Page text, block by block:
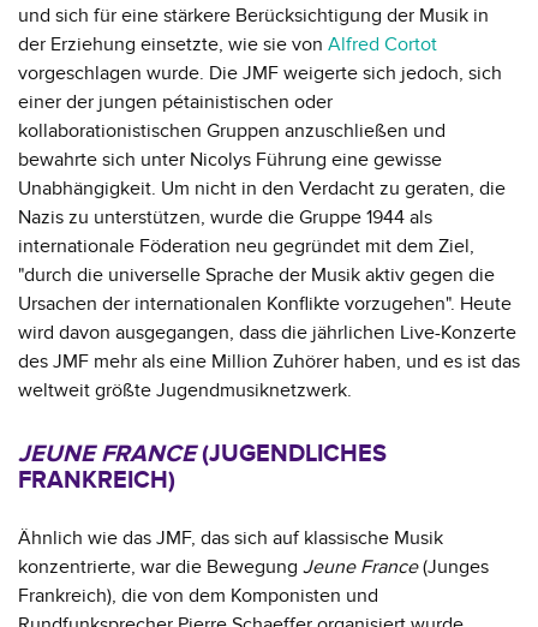
und sich für eine stärkere Berücksichtigung der Musik in
der Erziehung einsetzte, wie sie von Alfred Cortot
vorgeschlagen wurde. Die JMF weigerte sich jedoch, sich
einer der jungen pétainistischen oder
kollaborationistischen Gruppen anzuschließen und
bewahrte sich unter Nicolys Führung eine gewisse
Unabhängigkeit. Um nicht in den Verdacht zu geraten, die
Nazis zu unterstützen, wurde die Gruppe 1944 als
internationale Föderation neu gegründet mit dem Ziel,
"durch die universelle Sprache der Musik aktiv gegen die
Ursachen der internationalen Konflikte vorzugehen". Heute
wird davon ausgegangen, dass die jährlichen Live-Konzerte
des JMF mehr als eine Million Zuhörer haben, und es ist das
weltweit größte Jugendmusiknetzwerk.
JEUNE FRANCE(JUGENDLICHES
FRANKREICH)
Ähnlich wie das JMF, das sich auf klassische Musik
konzentrierte, war die Bewegung Jeune France(Junges
Frankreich), die von dem Komponisten und